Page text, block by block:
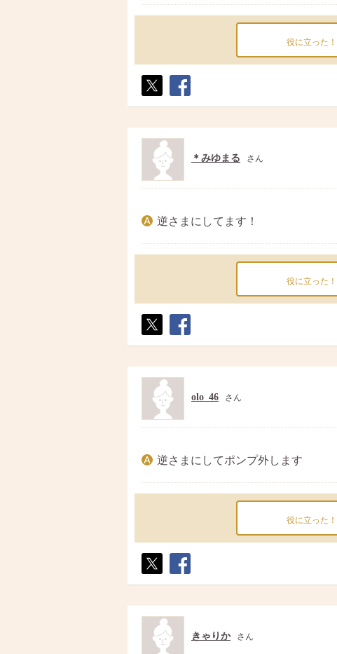
役に立った！
ト
ア
＊みゆまる さん
逆さまにしてます！
役に立った！
ト
ア
olo_46 さん
逆さまにしてポンプ外します
役に立った！
ト
ア
きゃりか さん